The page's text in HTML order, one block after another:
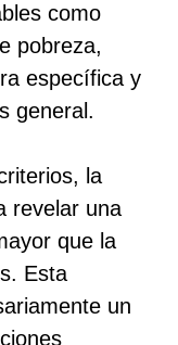
como
pobreza,
específica y
general.
la
revelar una
que la
Esta
un